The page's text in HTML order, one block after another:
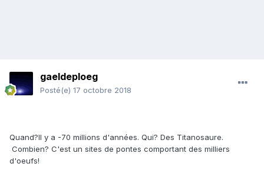
gaeldeploeg
Posté(e) 17 octobre 2018
Quand?Il y a -70 millions d'années. Qui? Des Titanosaure.
Combien? C'est un sites de pontes comportant des milliers
d'oeufs!